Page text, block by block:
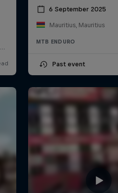
6 September 2025
Mauritius, Mauritius
MTB ENDURO
Past event